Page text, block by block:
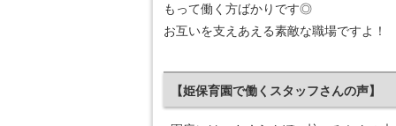
もって働く方ばかりです◎
お互いを支えあえる素敵な職場ですよ！
【姫保育園で働くスタッフさんの声】